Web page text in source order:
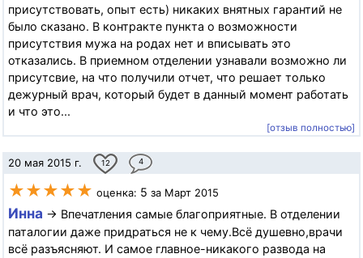
присутствовать, опыт есть) никаких внятных гарантий не
было сказано. В контракте пункта о возможности
присутствия мужа на родах нет и вписывать это
отказались. В приемном отделении узнавали возможно ли
присутсвие, на что получили отчет, что решает только
дежурный врач, который будет в данный момент работать
и что это...
[отзыв полностью]
20 мая 2015 г. 12 4
★★★★★ оценка: 5 за Март 2015
Инна → Впечатления самые благоприятные. В отделении
паталогии даже придраться не к чему.Всё душевно,врачи
всё разъясняют. И самое главное-никакого развода на